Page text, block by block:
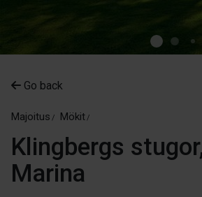
Go back
Majoitus Mökit
Klingbergs
Marina